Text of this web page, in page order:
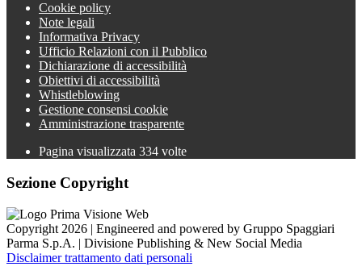
Cookie policy
Note legali
Informativa Privacy
Ufficio Relazioni con il Pubblico
Dichiarazione di accessibilità
Obiettivi di accessibilità
Whistleblowing
Gestione consensi cookie
Amministrazione trasparente
Pagina visualizzata 334 volte
Sezione Copyright
Copyright 2026 | Engineered and powered by Gruppo Spaggiari
Parma S.p.A. | Divisione Publishing & New Social Media
Disclaimer trattamento dati personali